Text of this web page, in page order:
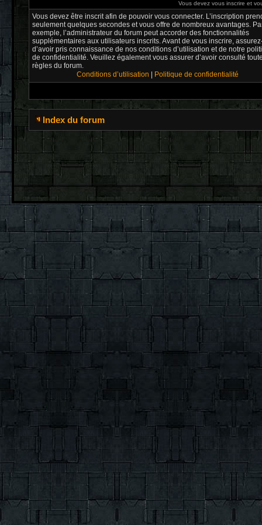
Vous devez vous inscrire et
Vous devez être inscrit afin de pouvoir vous connecter. L’inscription
seulement quelques secondes et vous offre de nombreux avantages.
exemple, l’administrateur du forum peut accorder des fonctionnalités
supplémentaires aux utilisateurs inscrits. Avant de vous inscrire,
d’avoir pris connaissance de nos conditions d’utilisation et de notre
de confidentialité. Veuillez également vous assurer d’avoir consulté
règles du forum.
Conditions d’utilisation
Politique de confidentialité
Index du forum